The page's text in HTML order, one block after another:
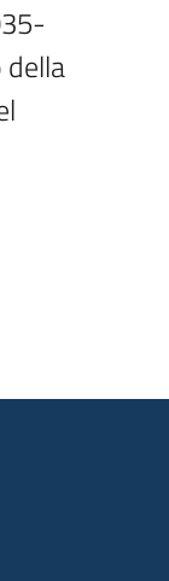
della